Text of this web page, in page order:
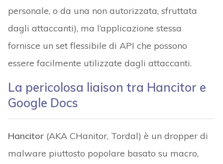
personale, o da una non autorizzata, sfruttata
dagli attaccanti), ma l’applicazione stessa
fornisce un set flessibile di API che possono
essere facilmente utilizzate dagli attaccanti.
La pericolosa liaison tra Hancitor e
Google Docs
Hancitor(AKA CHanitor, Tordal) è un dropper di
malware piuttosto popolare basato su macro,